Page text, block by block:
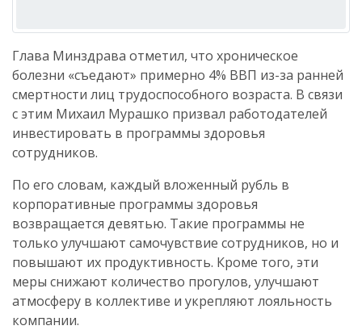
Глава Минздрава отметил, что хроническое
болезни «съедают» примерно 4% ВВП из-за ранней
смертности лиц трудоспособного возраста. В связи
с этим Михаил Мурашко призвал работодателей
инвестировать в программы здоровья
сотрудников.
По его словам, каждый вложенный рубль в
корпоративные программы здоровья
возвращается девятью. Такие программы не
только улучшают самочувствие сотрудников, но и
повышают их продуктивность. Кроме того, эти
меры снижают количество прогулов, улучшают
атмосферу в коллективе и укрепляют лояльность
компании.